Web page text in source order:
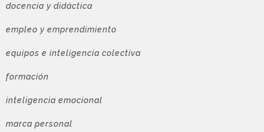
docencia y didáctica
empleo y emprendimiento
equipos e inteligencia colectiva
formación
inteligencia emocional
marca personal